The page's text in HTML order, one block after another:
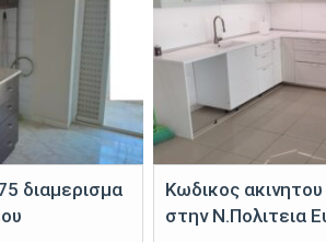
διαμερισμα
Κωδικος
στην Ν.Πολιτεια